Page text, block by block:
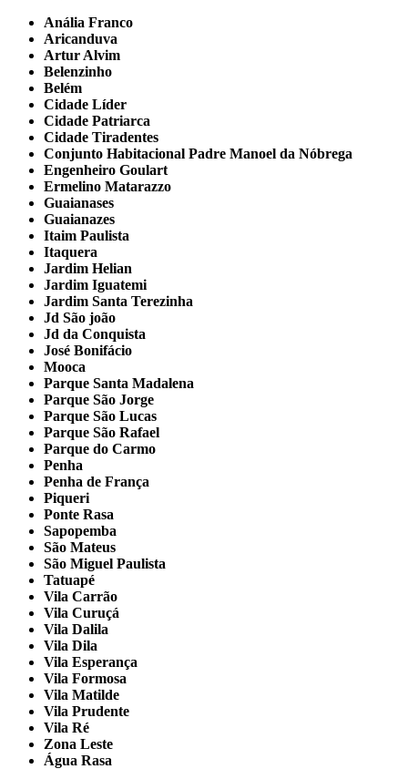
Anália Franco
Aricanduva
Artur Alvim
Belenzinho
Belém
Cidade Líder
Cidade Patriarca
Cidade Tiradentes
Conjunto Habitacional Padre Manoel da Nóbrega
Engenheiro Goulart
Ermelino Matarazzo
Guaianases
Guaianazes
Itaim Paulista
Itaquera
Jardim Helian
Jardim Iguatemi
Jardim Santa Terezinha
Jd São joão
Jd da Conquista
José Bonifácio
Mooca
Parque Santa Madalena
Parque São Jorge
Parque São Lucas
Parque São Rafael
Parque do Carmo
Penha
Penha de França
Piqueri
Ponte Rasa
Sapopemba
São Mateus
São Miguel Paulista
Tatuapé
Vila Carrão
Vila Curuçá
Vila Dalila
Vila Dila
Vila Esperança
Vila Formosa
Vila Matilde
Vila Prudente
Vila Ré
Zona Leste
Água Rasa